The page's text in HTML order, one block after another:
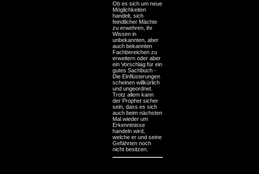
Ob es sich um neue
Möglichkeiten
handelt, sich
feindlicher Mächte
zu erwehren, ihr
Wissen in
unbekannten, aber
auch bekannten
Fachbereichen zu
erweitern oder aber
ein Vorschlag für ein
gutes Sachbuch -
Die Einflüsterungen
scheinen willkürlich
und ungeordnet.
Trotz allem kann
der Prophet sicher
sein, dass es sich
auch beim nächsten
Mal wieder um
Erkenntnisse
handeln wird,
welche er und seine
Gefährten noch
nicht besitzen.